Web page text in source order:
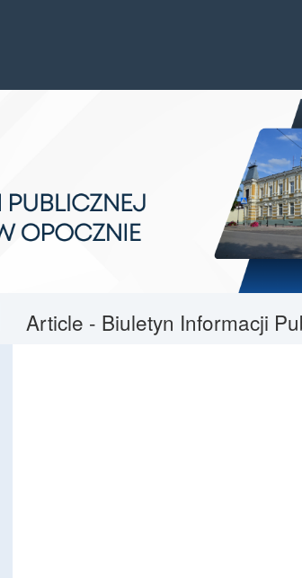
Article - Biuletyn Informacji